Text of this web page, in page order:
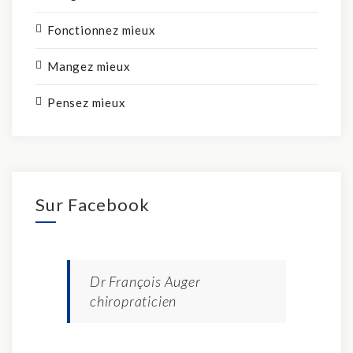
Fonctionnez mieux
Mangez mieux
Pensez mieux
Sur Facebook
Dr François Auger
chiropraticien